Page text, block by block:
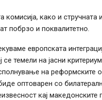
како и стручната и
побрзо и поквалитетно.
европската
се темели на јасни
на реформските
оптоварен со
кај македонските